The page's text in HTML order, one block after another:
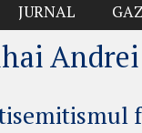
JURNAL